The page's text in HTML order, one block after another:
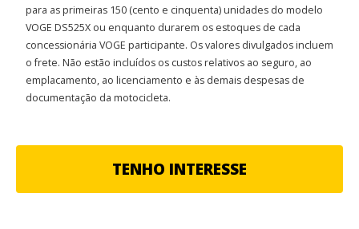
para as primeiras 150 (cento e cinquenta) unidades do modelo
VOGE DS525X ou enquanto durarem os estoques de cada
concessionária VOGE participante. Os valores divulgados incluem
o frete. Não estão incluídos os custos relativos ao seguro, ao
emplacamento, ao licenciamento e às demais despesas de
documentação da motocicleta.
TENHO INTERESSE